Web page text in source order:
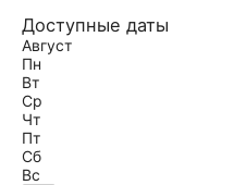
Доступные даты
Август
Пн
Вт
Ср
Чт
Пт
Сб
Вс